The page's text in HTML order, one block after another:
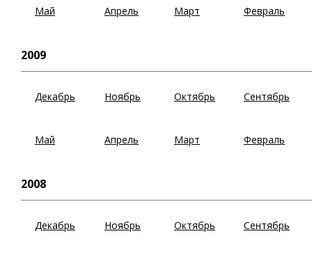
Май Апрель Март Февраль
2009
Декабрь Ноябрь Октябрь Сентябрь
Май Апрель Март Февраль
2008
Декабрь Ноябрь Октябрь Сентябрь